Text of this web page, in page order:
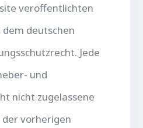
veröffentlichten
deutschen
Jede
und
nicht zugelassene
vorherigen